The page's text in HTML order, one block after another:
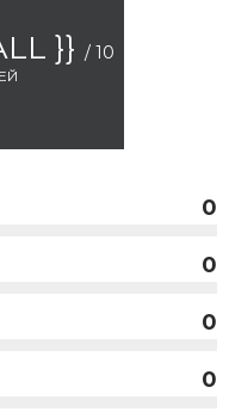
}} / 10
0
0
0
0